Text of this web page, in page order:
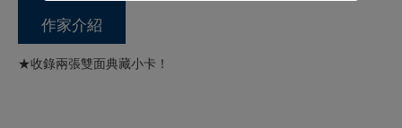
作家介紹
★收錄兩張雙面典藏小卡！